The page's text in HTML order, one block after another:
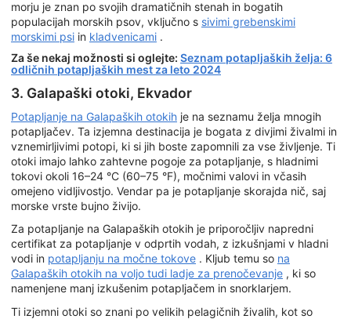
morju je znan po svojih dramatičnih stenah in bogatih
populacijah morskih psov, vključno s sivimi grebenskimi
morskimi psi in kladvenicami .
Za še nekaj možnosti si oglejte: Seznam potapljaških želja: 6
odličnih potapljaških mest za leto 2024
3. Galapaški otoki, Ekvador
Potapljanje na Galapaških otokih je na seznamu želja mnogih
potapljačev. Ta izjemna destinacija je bogata z divjimi živalmi in
vznemirljivimi potopi, ki si jih boste zapomnili za vse življenje. Ti
otoki imajo lahko zahtevne pogoje za potapljanje, s hladnimi
tokovi okoli 16–24 °C (60–75 °F), močnimi valovi in včasih
omejeno vidljivostjo. Vendar pa je potapljanje skorajda nič, saj
morske vrste bujno živijo.
Za potapljanje na Galapaških otokih je priporočljiv napredni
certifikat za potapljanje v odprtih vodah, z izkušnjami v hladni
vodi in potapljanju na močne tokove . Kljub temu so na
Galapaških otokih na voljo tudi ladje za prenočevanje , ki so
namenjene manj izkušenim potapljačem in snorklarjem.
Ti izjemni otoki so znani po velikih pelagičnih živalih, kot so